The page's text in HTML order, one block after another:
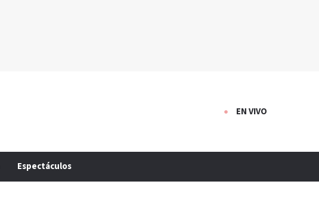
EN VIVO
Espectáculos